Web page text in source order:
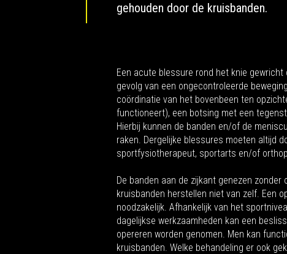
gehouden door de kruisbanden.
Een acute blessure rond het knie
gevolg van een ongecontroleerde
coördinatie van het bovenbeen ten
functioneert), een botsing met een
Hierbij kunnen de banden en/of de
raken. Dergelijke blessures moeten altijd
sportfysiotherapeut, sportarts en/of
De banden aan de zijkant genezen zonder
kruisbanden herstellen niet van zelf. Een
noodzakelijk. Afhankelijk van het
dagelijkse werkzaamheden kan een
opereren worden genomen. Men kan
kruisbanden. Welke behandeling er ook